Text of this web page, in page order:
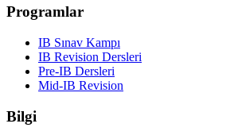
Programlar
IB Sınav Kampı
IB Revision Dersleri
Pre-IB Dersleri
Mid-IB Revision
Bilgi